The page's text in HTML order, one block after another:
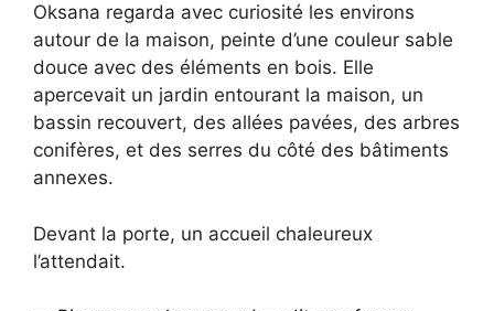
Oksana regarda avec curiosité les environs
autour de la maison, peinte d’une couleur sable
douce avec des éléments en bois. Elle
apercevait un jardin entourant la maison, un
bassin recouvert, des allées pavées, des arbres
conifères, et des serres du côté des bâtiments
annexes.
Devant la porte, un accueil chaleureux
l’attendait.